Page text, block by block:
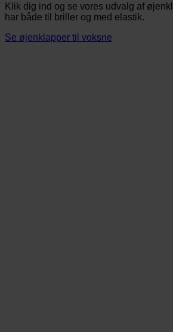
Klik dig ind og se vores udvalg af
har både til briller og med elastik.
Se øjenklapper til voksne